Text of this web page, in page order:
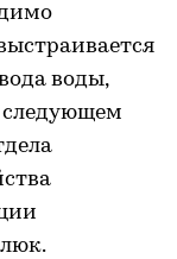
воды,
следующем